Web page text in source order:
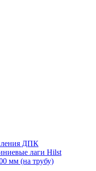
ДПК
лаги Hilst
мм (на трубу)